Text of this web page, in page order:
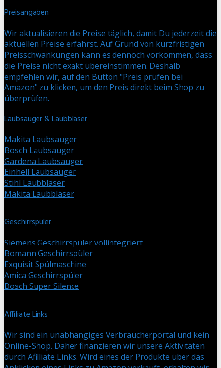
Preisangaben
Wir aktualisieren die Preise täglich, damit Du jederzeit die
aktuellen Preise erfährst. Auf Grund von kurzfristigen
Preisschwankungen kann es dennoch vorkommen, dass
die Preise nicht exakt übereinstimmen. Deshalb
empfehlen wir, auf den Button "Preis prüfen bei
Amazon" zu klicken, um den Preis direkt beim Shop zu
überprüfen.
Laubsauger & Laubbläser
Makita Laubsauger
Bosch Laubsauger
Gardena Laubsauger
Einhell Laubsauger
Stihl Laubbläser
Makita Laubbläser
Geschirrspüler
Siemens Geschirrspüler vollintegriert
Bomann Geschirrspüler
Exquisit Spülmaschine
Amica Geschirrspüler
Bosch Super Silence
Affiliate Links
Wir sind ein unabhängiges Verbraucherportal und kein
Online-Shop. Daher finanzieren wir unsere Aktivitäten
durch Afilliate Links. Wird eines der Produkte über das